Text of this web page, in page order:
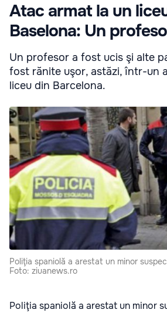
Atac armat la un
Baselona: Un
Un profesor a fost ucis şi alte
fost rănite uşor, astăzi, într-un
liceu din Barcelona.
Poliţia spaniolă a arestat un minor
Foto: ziuanews.ro
Poliţia spaniolă a arestat un minor